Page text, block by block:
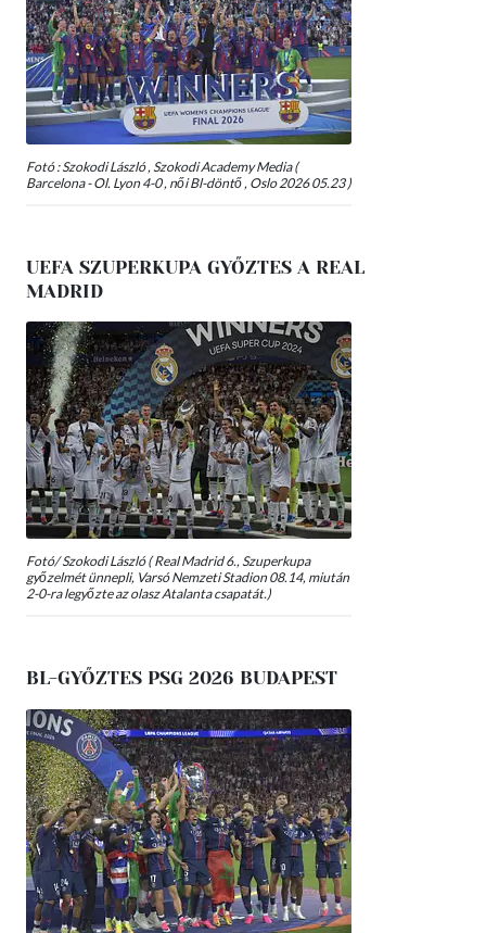
Fotó : Szokodi László , Szokodi Academy Media (
Barcelona - Ol. Lyon 4-0 , női Bl-döntő , Oslo 2026 05.23 )
UEFA SZUPERKUPA GYŐZTES A REAL
MADRID
Fotó/ Szokodi László ( Real Madrid 6., Szuperkupa
győzelmét ünnepli, Varsó Nemzeti Stadion 08.14, miután
2-0-ra legyőzte az olasz Atalanta csapatát.)
BL-GYŐZTES PSG 2026 BUDAPEST